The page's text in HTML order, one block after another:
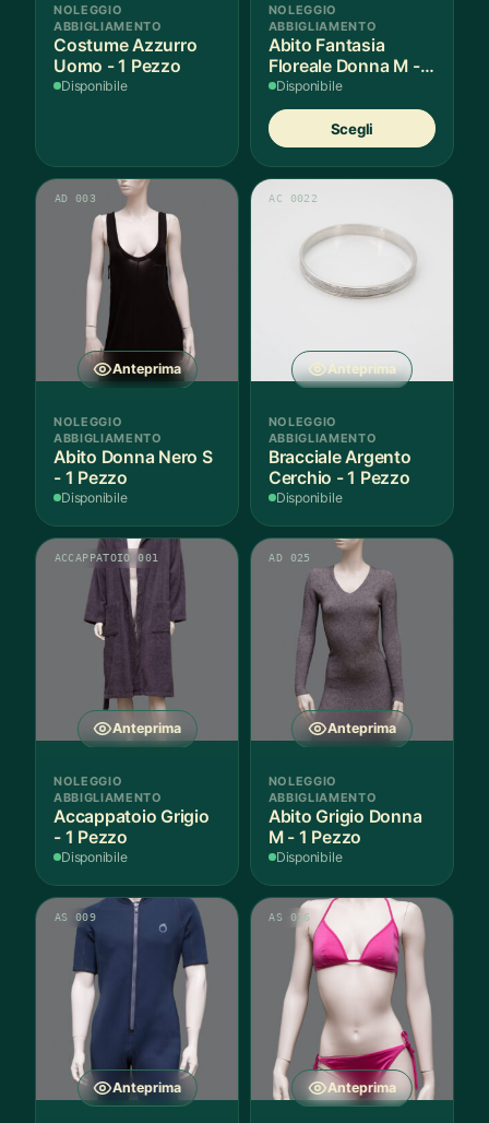
NOLEGGIO
ABBIGLIAMENTO
Costume Azzurro
Uomo - 1 Pezzo
Disponibile
NOLEGGIO
ABBIGLIAMENTO
Abito Fantasia
Floreale Donna M - 1
Pezzo
Disponibile
Scegli
ha
più
pagina
Anteprima
AD 003
NOLEGGIO
ABBIGLIAMENTO
Abito Donna Nero S
- 1 Pezzo
Disponibile
Anteprima
AC 0022
NOLEGGIO
ABBIGLIAMENTO
Bracciale Argento
Cerchio - 1 Pezzo
Disponibile
Anteprima
ACCAPPATOIO 001
NOLEGGIO
ABBIGLIAMENTO
Accappatoio Grigio
- 1 Pezzo
Disponibile
Anteprima
AD 025
NOLEGGIO
ABBIGLIAMENTO
Abito Grigio Donna
M - 1 Pezzo
Disponibile
Anteprima
AS 009
Anteprima
AS 016